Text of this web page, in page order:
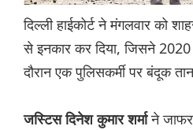
दिल्ली हाईकोर्ट ने मंगलवार को
से इनकार कर दिया, जिसने 2020
दौरान एक पुलिसकर्मी पर बंदूक
जस्टिस दिनेश कुमार शर्माने